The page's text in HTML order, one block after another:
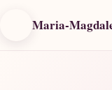
Maria-